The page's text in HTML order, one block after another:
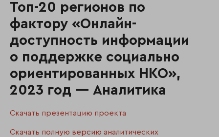
Топ-20 регионов по
фактору «Онлайн-
доступность информации
о поддержке социально
ориентированных НКО»,
2023 год — Аналитика
Скачать презентацию проекта
Скачать полную версию аналитических